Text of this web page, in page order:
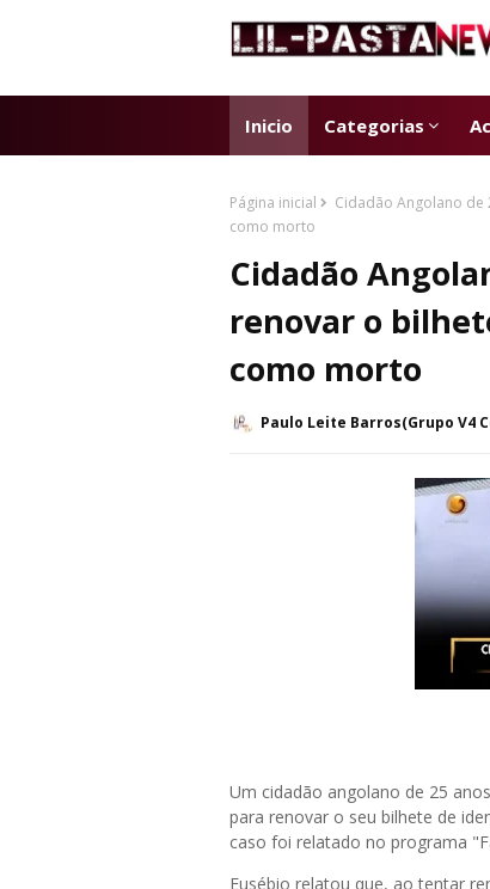
Inicio Categorias
Página inicial
Cidadão Angolano
como morto
Cidadão
renovar o
como morto
Paulo Leite Barros(Grupo V4
Um cidadão angolano de 25
para renovar o seu bilhete de
caso foi relatado no programa
Eusébio relatou que, ao tentar